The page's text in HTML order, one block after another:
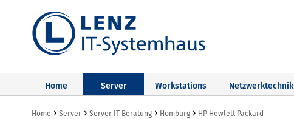
Home Server Workstations Netzwerktechnik
Home › Server › Server IT Beratung › Homburg › HP Hewlett Packard